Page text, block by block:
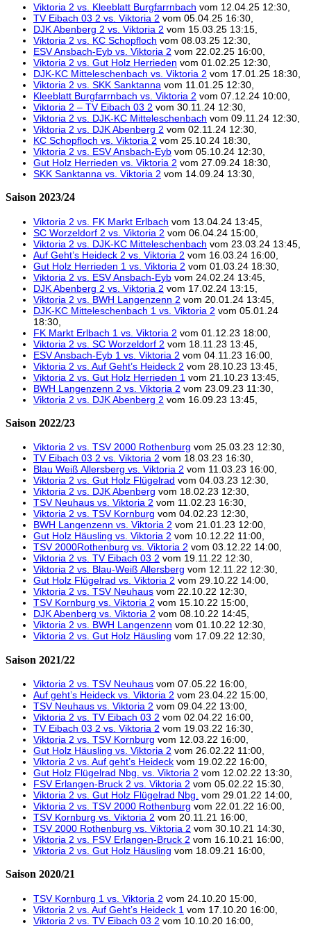
Viktoria 2 vs. Kleeblatt Burgfarrnbach vom 12.04.25 12:30,
TV Eibach 03 2 vs. Viktoria 2 vom 05.04.25 16:30,
DJK Abenberg 2 vs. Viktoria 2 vom 15.03.25 13:15,
Viktoria 2 vs. KC Schopfloch vom 08.03.25 12:30,
ESV Ansbach-Eyb vs. Viktoria 2 vom 22.02.25 16:00,
Viktoria 2 vs. Gut Holz Herrieden vom 01.02.25 12:30,
DJK-KC Mitteleschenbach vs. Viktoria 2 vom 17.01.25 18:30,
Viktoria 2 vs. SKK Sanktanna vom 11.01.25 12:30,
Kleeblatt Burgfarrnbach vs. Viktoria 2 vom 07.12.24 10:00,
Viktoria 2 – TV Eibach 03 2 vom 30.11.24 12:30,
Viktoria 2 vs. DJK-KC Mitteleschenbach vom 09.11.24 12:30,
Viktoria 2 vs. DJK Abenberg 2 vom 02.11.24 12:30,
KC Schopfloch vs. Viktoria 2 vom 25.10.24 18:30,
Viktoria 2 vs. ESV Ansbach-Eyb vom 05.10.24 12:30,
Gut Holz Herrieden vs. Viktoria 2 vom 27.09.24 18:30,
SKK Sanktanna vs. Viktoria 2 vom 14.09.24 13:30,
Saison 2023/24
Viktoria 2 vs. FK Markt Erlbach vom 13.04.24 13:45,
SC Worzeldorf 2 vs. Viktoria 2 vom 06.04.24 15:00,
Viktoria 2 vs. DJK-KC Mitteleschenbach vom 23.03.24 13:45,
Auf Geht’s Heideck 2 vs. Viktoria 2 vom 16.03.24 16:00,
Gut Holz Herrieden 1 vs. Viktoria 2 vom 01.03.24 18:30,
Viktoria 2 vs. ESV Ansbach-Eyb vom 24.02.24 13:45,
DJK Abenberg 2 vs. Viktoria 2 vom 17.02.24 13:15,
Viktoria 2 vs. BWH Langenzenn 2 vom 20.01.24 13:45,
DJK-KC Mitteleschenbach 1 vs. Viktoria 2 vom 05.01.24
18:30,
FK Markt Erlbach 1 vs. Viktoria 2 vom 01.12.23 18:00,
Viktoria 2 vs. SC Worzeldorf 2 vom 18.11.23 13:45,
ESV Ansbach-Eyb 1 vs. Viktoria 2 vom 04.11.23 16:00,
Viktoria 2 vs. Auf Geht’s Heideck 2 vom 28.10.23 13:45,
Viktoria 2 vs. Gut Holz Herrieden 1 vom 21.10.23 13:45,
BWH Langenzenn 2 vs. Viktoria 2 vom 23.09.23 11:30,
Viktoria 2 vs. DJK Abenberg 2 vom 16.09.23 13:45,
Saison 2022/23
Viktoria 2 vs. TSV 2000 Rothenburg vom 25.03.23 12:30,
TV Eibach 03 2 vs. Viktoria 2 vom 18.03.23 16:30,
Blau Weiß Allersberg vs. Viktoria 2 vom 11.03.23 16:00,
Viktoria 2 vs. Gut Holz Flügelrad vom 04.03.23 12:30,
Viktoria 2 vs. DJK Abenberg vom 18.02.23 12:30,
TSV Neuhaus vs. Viktoria 2 vom 11.02.23 16:30,
Viktoria 2 vs. TSV Kornburg vom 04.02.23 12:30,
BWH Langenzenn vs. Viktoria 2 vom 21.01.23 12:00,
Gut Holz Häusling vs. Viktoria 2 vom 10.12.22 11:00,
TSV 2000Rothenburg vs. Viktoria 2 vom 03.12.22 14:00,
Viktoria 2 vs. TV Eibach 03 2 vom 19.11.22 12:30,
Viktoria 2 vs. Blau-Weiß Allersberg vom 12.11.22 12:30,
Gut Holz Flügelrad vs. Viktoria 2 vom 29.10.22 14:00,
Viktoria 2 vs. TSV Neuhaus vom 22.10.22 12:30,
TSV Kornburg vs. Viktoria 2 vom 15.10.22 15:00,
DJK Abenberg vs. Viktoria 2 vom 08.10.22 14:45,
Viktoria 2 vs. BWH Langenzenn vom 01.10.22 12:30,
Viktoria 2 vs. Gut Holz Häusling vom 17.09.22 12:30,
Saison 2021/22
Viktoria 2 vs. TSV Neuhaus vom 07.05.22 16:00,
Auf geht’s Heideck vs. Viktoria 2 vom 23.04.22 15:00,
TSV Neuhaus vs. Viktoria 2 vom 09.04.22 13:00,
Viktoria 2 vs. TV Eibach 03 2 vom 02.04.22 16:00,
TV Eibach 03 2 vs. Viktoria 2 vom 19.03.22 16:30,
Viktoria 2 vs. TSV Kornburg vom 12.03.22 16:00,
Gut Holz Häusling vs. Viktoria 2 vom 26.02.22 11:00,
Viktoria 2 vs. Auf geht’s Heideck vom 19.02.22 16:00,
Gut Holz Flügelrad Nbg. vs. Viktoria 2 vom 12.02.22 13:30,
FSV Erlangen-Bruck 2 vs. Viktoria 2 vom 05.02.22 15:30,
Viktoria 2 vs. Gut Holz Flügelrad Nbg. vom 29.01.22 14:00,
Viktoria 2 vs. TSV 2000 Rothenburg vom 22.01.22 16:00,
TSV Kornburg vs. Viktoria 2 vom 20.11.21 16:00,
TSV 2000 Rothenburg vs. Viktoria 2 vom 30.10.21 14:30,
Viktoria 2 vs. FSV Erlangen-Bruck 2 vom 16.10.21 16:00,
Viktoria 2 vs. Gut Holz Häusling vom 18.09.21 16:00,
Saison 2020/21
TSV Kornburg 1 vs. Viktoria 2 vom 24.10.20 15:00,
Viktoria 2 vs. Auf Geht’s Heideck 1 vom 17.10.20 16:00,
Viktoria 2 vs. TV Eibach 03 2 vom 10.10.20 16:00,